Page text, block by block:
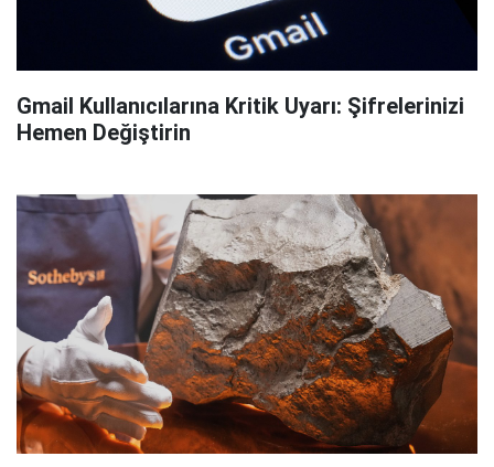
Gmail Kullanıcılarına Kritik Uyarı: Şifrelerinizi
Hemen Değiştirin